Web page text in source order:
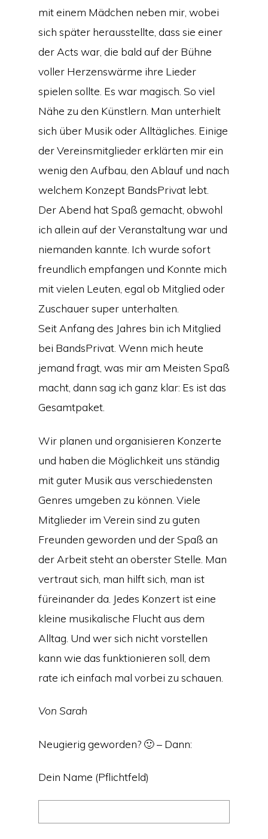
mit einem Mädchen neben mir, wobei
sich später herausstellte, dass sie einer
der Acts war, die bald auf der Bühne
voller Herzenswärme ihre Lieder
spielen sollte. Es war magisch. So viel
Nähe zu den Künstlern. Man unterhielt
sich über Musik oder Alltägliches. Einige
der Vereinsmitglieder erklärten mir ein
wenig den Aufbau, den Ablauf und nach
welchem Konzept BandsPrivat lebt.
Der Abend hat Spaß gemacht, obwohl
ich allein auf der Veranstaltung war und
niemanden kannte. Ich wurde sofort
freundlich empfangen und Konnte mich
mit vielen Leuten, egal ob Mitglied oder
Zuschauer super unterhalten.
Seit Anfang des Jahres bin ich Mitglied
bei BandsPrivat. Wenn mich heute
jemand fragt, was mir am Meisten Spaß
macht, dann sag ich ganz klar: Es ist das
Gesamtpaket.
Wir planen und organisieren Konzerte
und haben die Möglichkeit uns ständig
mit guter Musik aus verschiedensten
Genres umgeben zu können. Viele
Mitglieder im Verein sind zu guten
Freunden geworden und der Spaß an
der Arbeit steht an oberster Stelle. Man
vertraut sich, man hilft sich, man ist
füreinander da. Jedes Konzert ist eine
kleine musikalische Flucht aus dem
Alltag. Und wer sich nicht vorstellen
kann wie das funktionieren soll, dem
rate ich einfach mal vorbei zu schauen.
Von Sarah
Neugierig geworden? 🙂 – Dann:
Dein Name (Pflichtfeld)